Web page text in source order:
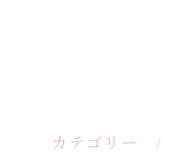
カテゴリー